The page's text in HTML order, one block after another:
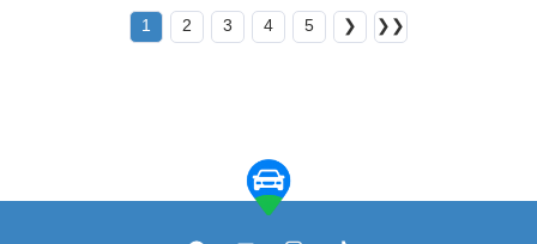
1 2 3 4 5 ❯ ❯❯